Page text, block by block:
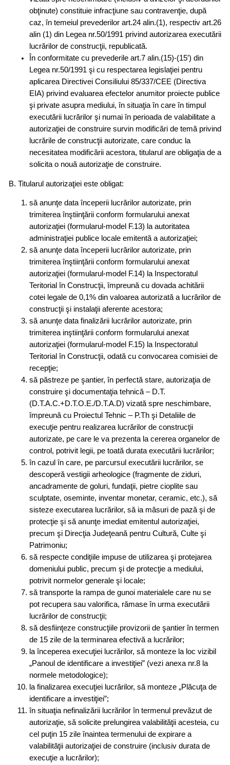
obţinute) constituie infracţiune sau contravenţie, după
caz, în temeiul prevederilor art.24 alin.(1), respectiv art.26
alin (1) din Legea nr.50/1991 privind autorizarea executării
lucrărilor de construcţii, republicată.
În conformitate cu prevederile art.7 alin.(15)-(15′) din
Legea nr.50/1991 şi cu respectarea legislaţiei pentru
aplicarea Directivei Consiliului 85/337/CEE (Directiva
EIA) privind evaluarea efectelor anumitor proiecte publice
şi private asupra mediului, în situaţia în care în timpul
executării lucrărilor şi numai în perioada de valabilitate a
autorizaţiei de construire survin modificări de temă privind
lucrările de construcţii autorizate, care conduc la
necesitatea modificării acestora, titularul are obligaţia de a
solicita o nouă autorizaţie de construire.
B. Titularul autorizaţiei este obligat:
să anunţe data începerii lucrărilor autorizate, prin
trimiterea înştiinţării conform formularului anexat
autorizaţiei (formularul-model F.13) la autoritatea
administraţiei publice locale emitentă a autorizaţiei;
să anunţe data începerii lucrărilor autorizate, prin
trimiterea înştiinţării conform formularului anexat
autorizaţiei (formularul-model F.14) la Inspectoratul
Teritorial în Construcţii, împreună cu dovada achitării
cotei legale de 0,1% din valoarea autorizată a lucrărilor de
construcţii şi instalaţii aferente acestora;
să anunţe data finalizării lucrărilor autorizate, prin
trimiterea inştiinţării conform formularului anexat
autorizaţiei (formularul-model F.15) la Inspectoratul
Teritorial în Construcţii, odată cu convocarea comisiei de
recepţie;
să păstreze pe şantier, în perfectă stare, autorizaţia de
construire şi documentaţia tehnică – D.T.
(D.T.A.C.+D.T.O.E./D.T.A.D) vizată spre neschimbare,
împreună cu Proiectul Tehnic – P.Th şi Detaliile de
execuţie pentru realizarea lucrărilor de construcţii
autorizate, pe care le va prezenta la cererea organelor de
control, potrivit legii, pe toată durata executării lucrărilor;
în cazul în care, pe parcursul executării lucrărilor, se
descoperă vestigii arheologice (fragmente de ziduri,
ancadramente de goluri, fundaţii, pietre cioplite sau
sculptate, oseminte, inventar monetar, ceramic, etc.), să
sisteze executarea lucrărilor, să ia măsuri de pază şi de
protecţie şi să anunţe imediat emitentul autorizaţiei,
precum şi Direcţia Judeţeană pentru Cultură, Culte şi
Patrimoniu;
să respecte condiţiile impuse de utilizarea şi protejarea
domeniului public, precum şi de protecţie a mediului,
potrivit normelor generale şi locale;
să transporte la rampa de gunoi materialele care nu se
pot recupera sau valorifica, rămase în urma executării
lucrărilor de construcţii;
să desfiinţeze construcţiile provizorii de şantier în termen
de 15 zile de la terminarea efectivă a lucrărilor;
la începerea execuţiei lucrărilor, să monteze la loc vizibil
„Panoul de identificare a investiţiei” (vezi anexa nr.8 la
normele metodologice);
la finalizarea execuţiei lucrărilor, să monteze „Plăcuţa de
identificare a investiţiei”;
în situaţia nefinalizării lucrărilor în termenul prevăzut de
autorizaţie, să solicite prelungirea valabilităţii acesteia, cu
cel puţin 15 zile înaintea termenului de expirare a
valabilităţii autorizaţiei de construire (inclusiv durata de
execuţie a lucrărilor);